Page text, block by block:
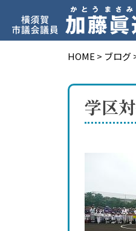
HOME > ブログ
学区